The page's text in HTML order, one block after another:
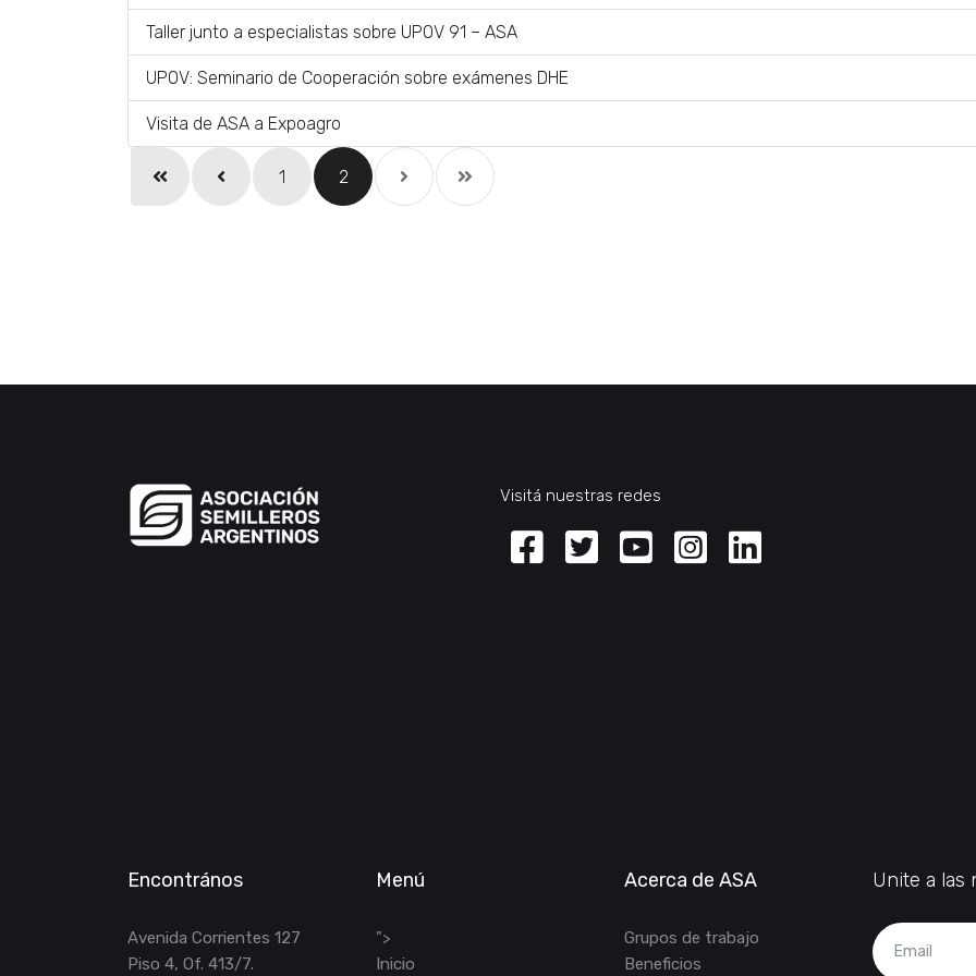
Taller junto a especialistas sobre UPOV 91 – ASA
UPOV: Seminario de Cooperación sobre exámenes DHE
Visita de ASA a Expoagro
1 2
Visitá nuestras redes
Facebook
TwitterYoutube
Instagram
Linkedin
Encontrános
Avenida Corrientes 127
Piso 4, Of. 413/7.
Menú
">
Inicio
Acerca de ASA
Grupos de trabajo
Beneficios
Unite a las